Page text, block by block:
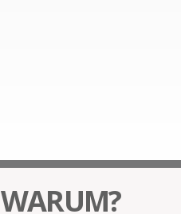
WARUM?